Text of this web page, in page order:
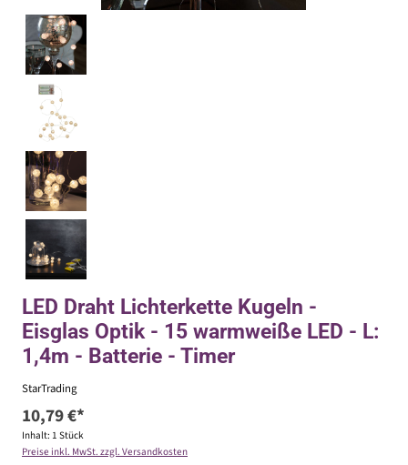
LED Draht Lichterkette Kugeln -
Eisglas Optik - 15 warmweiße LED - L:
1,4m - Batterie - Timer
StarTrading
10,79 €*
Inhalt: 1 Stück
Preise inkl. MwSt. zzgl. Versandkosten